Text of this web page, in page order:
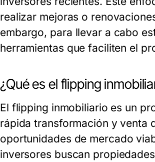
realizar mejoras o
embargo, para llevar a cabo
herramientas que faciliten el
¿Qué es el flipping
El flipping inmobiliario es un
rápida transformación y venta
oportunidades de mercado
inversores buscan